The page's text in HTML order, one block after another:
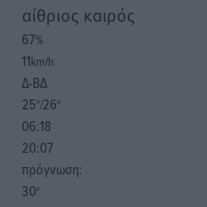
αίθριος καιρός
67%
11km/h
Δ-ΒΔ
25°/26°
06:18
20:07
πρόγνωση:
30°